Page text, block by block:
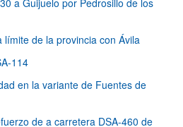
a Guijuelo por Pedrosillo de los
límite de la provincia con Ávila
114
en la variante de Fuentes de
de a carretera DSA-460 de